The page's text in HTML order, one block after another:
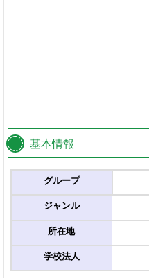
基本情報
グループ
ジャンル
所在地
学校法人